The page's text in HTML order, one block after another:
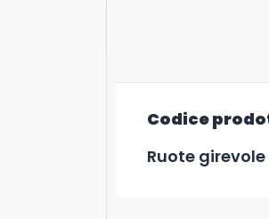
Codice
Ruote